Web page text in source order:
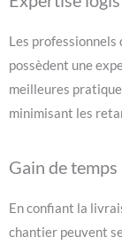
Les
possèdent une
meilleures
minimisant les
Gain de temps
En confiant la
chantier peuvent